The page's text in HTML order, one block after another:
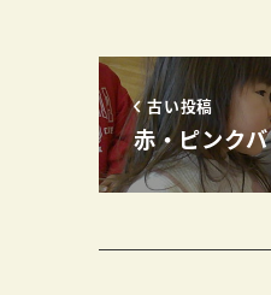
古い投稿
赤・ピンク